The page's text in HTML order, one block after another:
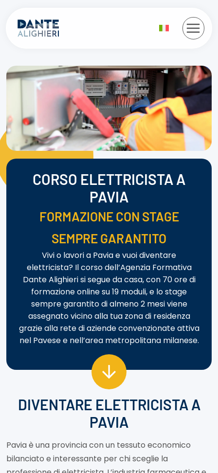
contenuto
CORSO ELETTRICISTA A
PAVIA
FORMAZIONE CON STAGE
SEMPRE GARANTITO
Vivi o lavori a Pavia e vuoi diventare
elettricista? Il corso dell’Agenzia Formativa
Dante Alighieri si segue da casa, con 70 ore di
formazione online su 19 moduli, e lo stage
sempre garantito di almeno 2 mesi viene
assegnato vicino alla tua zona di residenza
grazie alla rete di aziende convenzionate attiva
nel Pavese e nell’area metropolitana milanese.
DIVENTARE ELETTRICISTA A
PAVIA
Pavia è una provincia con un tessuto economico
bilanciato e interessante per chi sceglie la